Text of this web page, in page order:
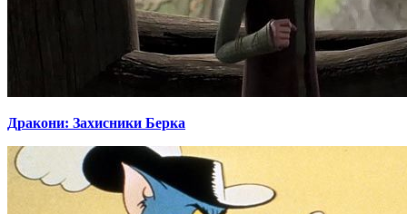
Дракони: Захисники Берка